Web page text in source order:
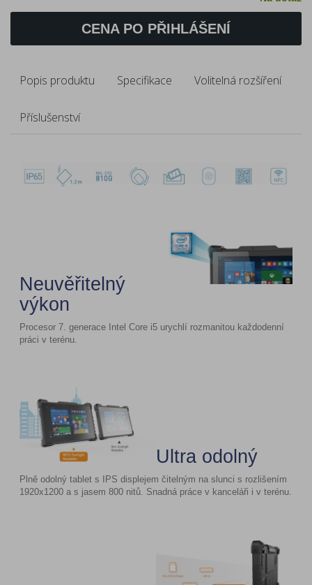
CENA PO PŘIHLÁŠENÍ
Popis produktu Specifikace Volitelná rozšíření
Příslušenství
Neuvěřitelný
výkon
Procesor 7. generace Intel Core i5 urychlí rozmanitou každodenní
práci v terénu.
Ultra odolný
Plně odolný tablet s IPS displejem čitelným na slunci s rozlišením
1920x1200 a s jasem 800 nitů. Snadná práce v kanceláři i v terénu.